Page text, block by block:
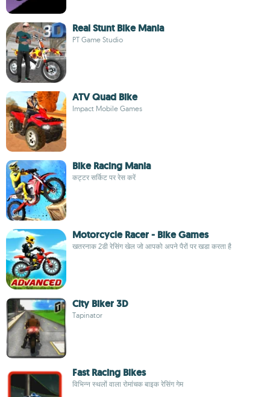
Real Stunt Bike Mania
PT Game Studio
ATV Quad Bike
Impact Mobile Games
Bike Racing Mania
कट्टर सर्किट पर रेस करें
Motorcycle Racer - Bike Games
खतरनाक 2डी रेसिंग खेल जो आपको अपने पैरों पर खडा करता है
City Biker 3D
Tapinator
Fast Racing Bikes
विभिन्न स्थलों वाला रोमांचक बाइक रेसिंग गेम